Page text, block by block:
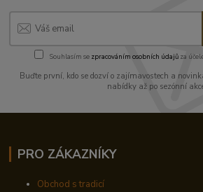
Souhlasím se zpracováním osobních údajůza
Buďte první, kdo se dozví o zajímavostech a
nabídky až po sezónní
PRO ZÁKAZNÍKY
Obchod s tradicí